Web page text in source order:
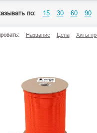
по: 15 30 60 90
Название Цена Хиты